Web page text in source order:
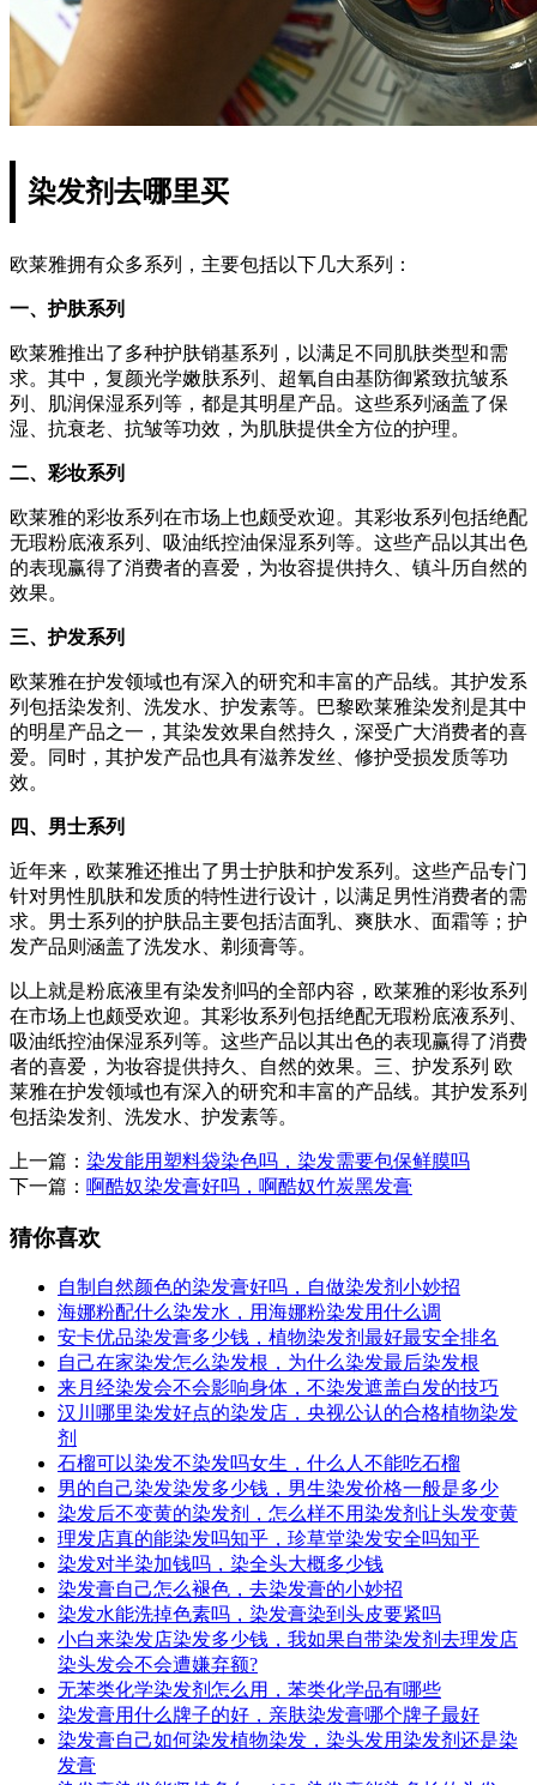
染发剂去哪里买
欧莱雅拥有众多系列，主要包括以下几大系列：
一、护肤系列
欧莱雅推出了多种护肤销基系列，以满足不同肌肤类型和需
求。其中，复颜光学嫩肤系列、超氧自由基防御紧致抗皱系
列、肌润保湿系列等，都是其明星产品。这些系列涵盖了保
湿、抗衰老、抗皱等功效，为肌肤提供全方位的护理。
二、彩妆系列
欧莱雅的彩妆系列在市场上也颇受欢迎。其彩妆系列包括绝配
无瑕粉底液系列、吸油纸控油保湿系列等。这些产品以其出色
的表现赢得了消费者的喜爱，为妆容提供持久、镇斗历自然的
效果。
三、护发系列
欧莱雅在护发领域也有深入的研究和丰富的产品线。其护发系
列包括染发剂、洗发水、护发素等。巴黎欧莱雅染发剂是其中
的明星产品之一，其染发效果自然持久，深受广大消费者的喜
爱。同时，其护发产品也具有滋养发丝、修护受损发质等功
效。
四、男士系列
近年来，欧莱雅还推出了男士护肤和护发系列。这些产品专门
针对男性肌肤和发质的特性进行设计，以满足男性消费者的需
求。男士系列的护肤品主要包括洁面乳、爽肤水、面霜等；护
发产品则涵盖了洗发水、剃须膏等。
以上就是粉底液里有染发剂吗的全部内容，欧莱雅的彩妆系列
在市场上也颇受欢迎。其彩妆系列包括绝配无瑕粉底液系列、
吸油纸控油保湿系列等。这些产品以其出色的表现赢得了消费
者的喜爱，为妆容提供持久、自然的效果。三、护发系列 欧
莱雅在护发领域也有深入的研究和丰富的产品线。其护发系列
包括染发剂、洗发水、护发素等。
上一篇： 染发能用塑料袋染色吗，染发需要包保鲜膜吗
下一篇： 啊酷奴染发膏好吗，啊酷奴竹炭黑发膏
猜你喜欢
自制自然颜色的染发膏好吗，自做染发剂小妙招
海娜粉配什么染发水，用海娜粉染发用什么调
安卡优品染发膏多少钱，植物染发剂最好最安全排名
自己在家染发怎么染发根，为什么染发最后染发根
来月经染发会不会影响身体，不染发遮盖白发的技巧
汉川哪里染发好点的染发店，央视公认的合格植物染发
剂
石榴可以染发不染发吗女生，什么人不能吃石榴
男的自己染发染发多少钱，男生染发价格一般是多少
染发后不变黄的染发剂，怎么样不用染发剂让头发变黄
理发店真的能染发吗知乎，珍草堂染发安全吗知乎
染发对半染加钱吗，染全头大概多少钱
染发膏自己怎么褪色，去染发膏的小妙招
染发水能洗掉色素吗，染发膏染到头皮要紧吗
小白来染发店染发多少钱，我如果自带染发剂去理发店
染头发会不会遭嫌弃额?
无苯类化学染发剂怎么用，苯类化学品有哪些
染发膏用什么牌子的好，亲肤染发膏哪个牌子最好
染发膏自己如何染发植物染发，染头发用染发剂还是染
发膏